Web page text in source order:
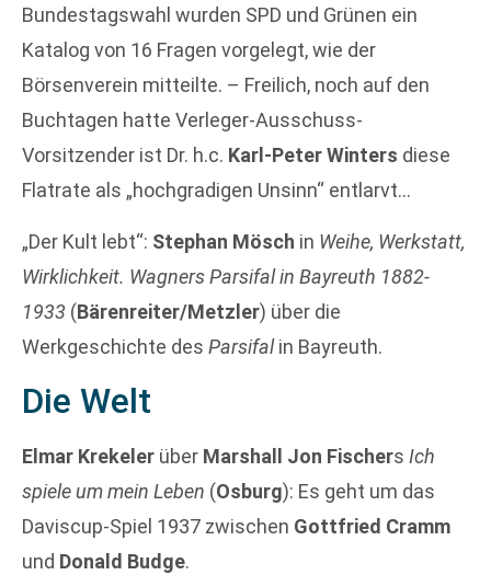
Bundestagswahl wurden SPD und Grünen ein
Katalog von 16 Fragen vorgelegt, wie der
Börsenverein mitteilte. – Freilich, noch auf den
Buchtagen hatte Verleger-Ausschuss-
Vorsitzender ist Dr. h.c. Karl-Peter Winters diese
Flatrate als „hochgradigen Unsinn“ entlarvt…
„Der Kult lebt“: Stephan Mösch in Weihe, Werkstatt,
Wirklichkeit. Wagners Parsifal in Bayreuth 1882-
1933 (Bärenreiter/Metzler) über die
Werkgeschichte des Parsifalin Bayreuth.
Die Welt
Elmar Krekeler über Marshall Jon Fischers Ich
spiele um mein Leben (Osburg): Es geht um das
Daviscup-Spiel 1937 zwischen Gottfried Cramm
und Donald Budge.